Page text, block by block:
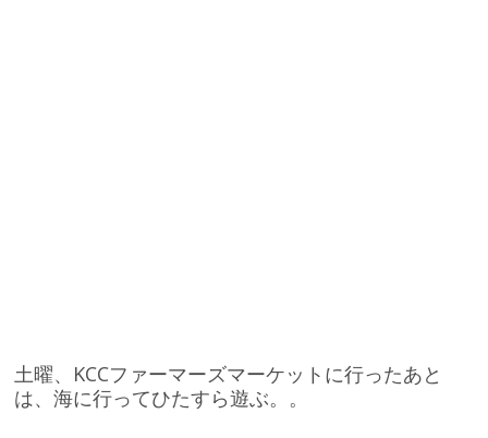
土曜、KCCファーマーズマーケットに行ったあと
は、海に行ってひたすら遊ぶ。。